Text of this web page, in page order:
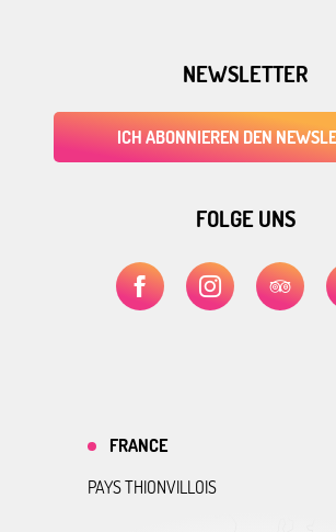
NEWSLETTER
ICH ABONNIEREN DEN
FOLGE UNS
FRANCE
PAYS THIONVILLOIS